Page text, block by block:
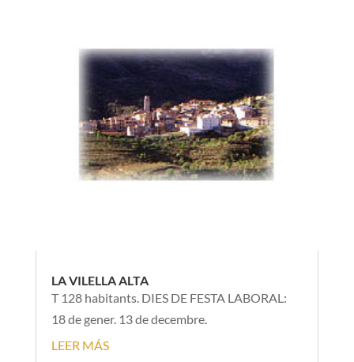
LA VILELLA ALTA
T 128 habitants. DIES DE FESTA LABORAL:
18 de gener. 13 de decembre.
LEER MÁS